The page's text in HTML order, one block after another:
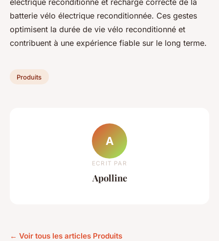
batterie vélo électrique reconditionnée. Ces gestes
optimisent la durée de vie vélo reconditionné et
contribuent à une expérience fiable sur le long terme.
Produits
A
ECRIT PAR
Apolline
← Voir tous les articles Produits